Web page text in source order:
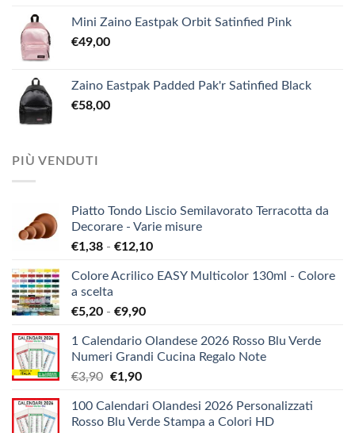
Mini Zaino Eastpak Orbit Satinfied Pink
€49,00
Zaino Eastpak Padded Pak'r Satinfied Black
€58,00
PIÙ VENDUTI
Piatto Tondo Liscio Semilavorato Terracotta da
Decorare - Varie misure
€1,38 - €12,10Fascia
prezzo:
€12,10
Colore Acrilico EASY Multicolor 130ml - Colore
a scelta
€5,20 - €9,90Fascia
prezzo:
da
€9,90
1 Calendario Olandese 2026 Rosso Blu Verde
Numeri Grandi Cucina Regalo Note
€3,90 Il
originale
era:
€1,90Il
attuale
è:
100 Calendari Olandesi 2026 Personalizzati
Rosso Blu Verde Stampa a Colori HD